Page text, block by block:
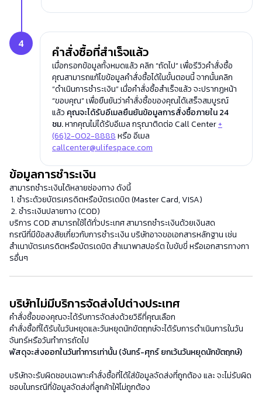
4 คำสั่งซื้อที่สำเร็จแล้ว
เมื่อกรอกข้อมูลทั้งหมดแล้ว คลิก “ถัดไป” เพื่อรีวิวคำสั่งซื้อ
คุณสามารถแก้ไขข้อมูลคำสั่งซื้อได้ในขั้นตอนนี้ จากนั้นคลิก
“ดำเนินการชำระเงิน” เมื่อคำสั่งซื้อสำเร็จแล้ว จะปรากฏหน้า
“ขอบคุณ” เพื่อยืนยันว่าคำสั่งซื้อของคุณได้เสร็จสมบูรณ์
แล้ว คุณจะได้รับอีเมลยืนยันข้อมูลการสั่งซื้อภายใน 24
ชม.หากคุณไม่ได้รับอีเมล กรุณาติดต่อ Call Center+
(66)2-002-8888หรือ อีเมล
callcenter@ulifespace.com
ข้อมูลการชำระเงิน
สามารถชำระเงินได้หลายช่องทาง ดังนี้
1. ชำระด้วยบัตรเครดิตหรือบัตรเดบิต (Master Card, VISA)
2. ชำระเงินปลายทาง (COD)
บริการ COD สามารถใช้ได้ทั่วประเทศ สามารถชำระเงินด้วยเงินสด
กรณีที่มีข้อสงสัยเกี่ยวกับการชำระเงิน บริษัทอาจขอเอกสารหลักฐาน เช่น
สำเนาบัตรเครดิตหรือบัตรเดบิต สำเนาพาสปอร์ต ใบขับขี่ หรือเอกสารทางกา
รอื่นๆ
บริษัทไม่มีบริการจัดส่งไปต่างประเทศ
คำสั่งซื้อของคุณจะได้รับการจัดส่งด้วยวิธีที่คุณเลือก
คำสั่งซื้อที่ได้รับในวันหยุดและวันหยุดนักขัตฤกษ์จะได้รับการดำเนินการในวัน
จันทร์หรือวันทำการถัดไป
พัสดุจะส่งออกในวันทำการเท่านั้น (จันทร์-ศุกร์ ยกเว้นวันหยุดนักขัตฤกษ์)
บริษัทจะรับผิดชอบเฉพาะคำสั่งซื้อที่ได้ใส่ข้อมูลจัดส่งที่ถูกต้อง และ จะไม่รับผิด
ชอบในกรณีที่ข้อมูลจัดส่งที่ลูกค้าให้ไม่ถูกต้อง